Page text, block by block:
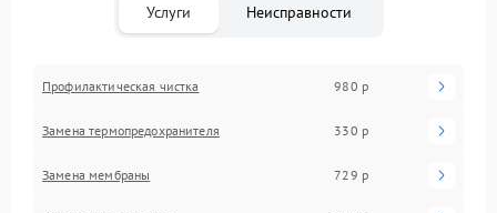
Услуги Неисправности
Профилактическая чистка 980 р
Замена термопредохранителя 330 р
Замена мембраны 729 р